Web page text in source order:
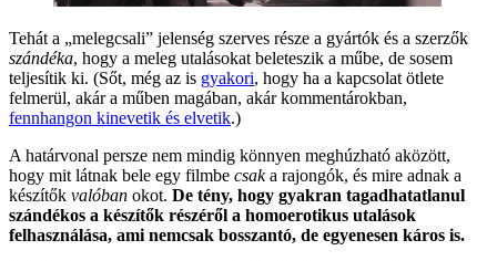
Tehát a „melegcsali” jelenség szerves része a gyártók és a szerzők
szándéka, hogy a meleg utalásokat beleteszik a műbe, de sosem
teljesítik ki. (Sőt, még az is gyakori, hogy ha a kapcsolat ötlete
felmerül, akár a műben magában, akár kommentárokban,
fennhangon kinevetik és elvetik.)
A határvonal persze nem mindig könnyen meghúzható aközött,
hogy mit látnak bele egy filmbe csaka rajongók, és mire adnak a
készítők valóban okot. De tény, hogy gyakran tagadhatatlanul
szándékos a készítők részéről a homoerotikus utalások
felhasználása, ami nemcsak bosszantó, de egyenesen káros is.